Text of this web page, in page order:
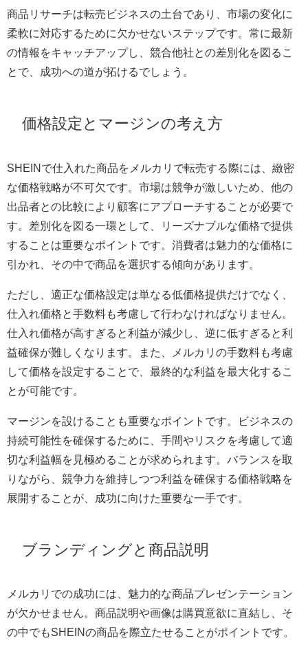
商品リサーチは転売ビジネスの土台であり、市場の変化に
柔軟に対応するために欠かせないステップです。常に最新
の情報をキャッチアップし、競合他社との差別化を図るこ
とで、成功への道が拓けるでしょう。
価格設定とマージンの考え方
SHEINで仕入れた商品をメルカリで転売する際には、緻密
な価格戦略が不可欠です。市場は競争が激しいため、他の
出品者との比較により顧客にアプローチすることが必要で
す。差別化を図る一環として、リーズナブルな価格で提供
することは重要なポイントです。消費者は魅力的な価格に
引かれ、その中で商品を選択する傾向があります。
ただし、適正な価格設定は単なる低価格提供だけでなく、
仕入れ価格と手数料も考慮して行わなければなりません。
仕入れ価格が高すぎると利益が減少し、逆に低すぎると利
益確保が難しくなります。また、メルカリの手数料も考慮
して価格を設定することで、最終的な利益を最大化するこ
とが可能です。
マージンを設けることも重要なポイントです。ビジネスの
持続可能性を確保するために、手間やリスクを考慮して適
切な利益幅を見極めることが求められます。バランスを取
りながら、競争力を維持しつつ利益を確保する価格戦略を
展開することが、成功に向けた重要な一手です。
ブランディングと商品説明
メルカリでの成功には、魅力的な商品プレゼンテーション
が欠かせません。商品説明や画像は購買意欲に直結し、そ
の中でもSHEINの商品を際立たせることがポイントです。